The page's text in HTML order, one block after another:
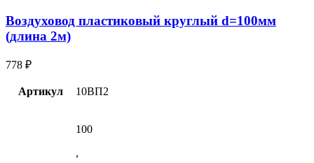
Воздуховод пластиковый круглый d=100мм
(длина 2м)
778 ₽
Артикул 10ВП2
100
,